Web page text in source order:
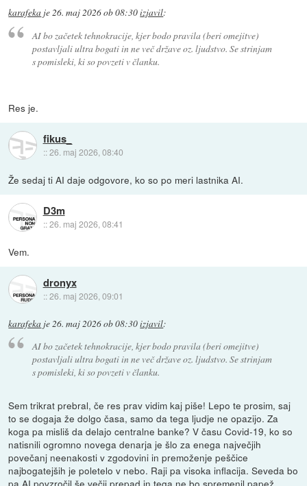
karafeka je26. maj 2026 ob 08:30izjavil:
AI bo začetek tehnokracije, kjer bodo pravila (beri omejitve)
postavljali ultra bogati in ne več države oz. ljudstvo. Se strinjam
s pomisleki, ki so povzeti v članku.
Res je.
fikus_
::26. maj 2026, 08:40
Že sedaj ti AI daje odgovore, ko so po meri lastnika AI.
D3m
::26. maj 2026, 08:41
Vem.
dronyx
::26. maj 2026, 09:01
karafeka je26. maj 2026 ob 08:30izjavil:
AI bo začetek tehnokracije, kjer bodo pravila (beri omejitve)
postavljali ultra bogati in ne več države oz. ljudstvo. Se strinjam
s pomisleki, ki so povzeti v članku.
Sem trikrat prebral, če res prav vidim kaj piše! Lepo te prosim, saj
to se dogaja že dolgo časa, samo da tega ljudje ne opazijo. Za
koga pa misliš da delajo centralne banke? V času Covid-19, ko so
natisnili ogromno novega denarja je šlo za enega največjih
povečanj neenakosti v zgodovini in premoženje peščice
najbogatejših je poletelo v nebo. Raji pa visoka inflacija. Seveda bo